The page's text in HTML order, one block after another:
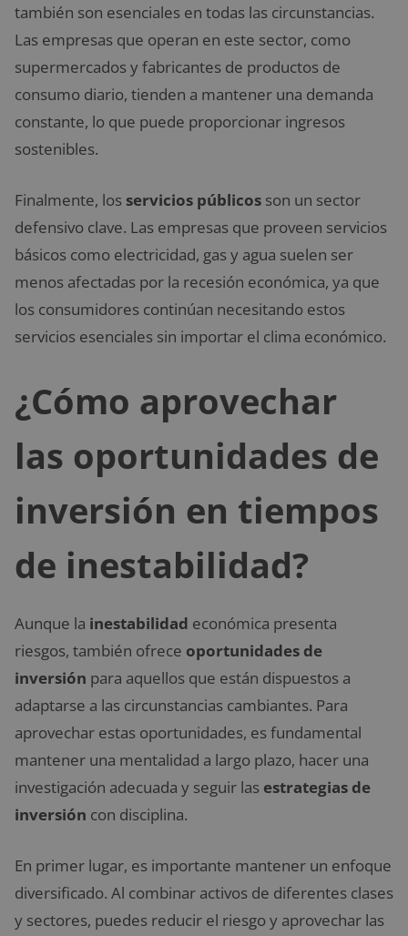
también son esenciales en todas las circunstancias.
Las empresas que operan en este sector, como
supermercados y fabricantes de productos de
consumo diario, tienden a mantener una demanda
constante, lo que puede proporcionar ingresos
sostenibles.
Finalmente, los servicios públicos son un sector
defensivo clave. Las empresas que proveen servicios
básicos como electricidad, gas y agua suelen ser
menos afectadas por la recesión económica, ya que
los consumidores continúan necesitando estos
servicios esenciales sin importar el clima económico.
¿Cómo aprovechar
las oportunidades de
inversión en tiempos
de inestabilidad?
Aunque la inestabilidad económica presenta
riesgos, también ofrece oportunidades de
inversión para aquellos que están dispuestos a
adaptarse a las circunstancias cambiantes. Para
aprovechar estas oportunidades, es fundamental
mantener una mentalidad a largo plazo, hacer una
investigación adecuada y seguir las estrategias de
inversión con disciplina.
En primer lugar, es importante mantener un enfoque
diversificado. Al combinar activos de diferentes clases
y sectores, puedes reducir el riesgo y aprovechar las